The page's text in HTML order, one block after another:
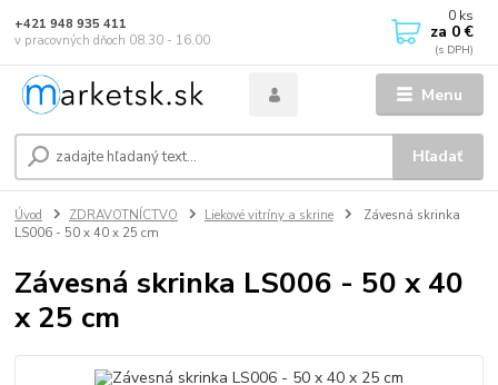
Menu
Hľadať
+421 948 935 411
v pracovných dňoch 08.30 - 16.00
0 ks
za 0 €
Úvod ZDRAVOTNÍCTVO Liekové vitríny a skrine
Závesná skrinka
LS006 - 50 x 40 x 25 cm
Závesná skrinka LS006 - 50 x 40
x 25 cm